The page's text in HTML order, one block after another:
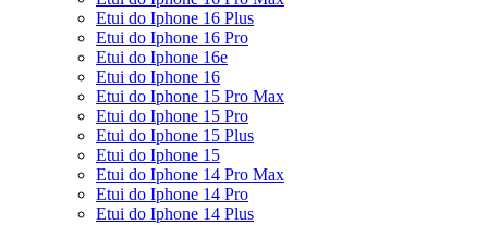
Etui do Iphone 16 Plus
Etui do Iphone 16 Pro
Etui do Iphone 16e
Etui do Iphone 16
Etui do Iphone 15 Pro Max
Etui do Iphone 15 Pro
Etui do Iphone 15 Plus
Etui do Iphone 15
Etui do Iphone 14 Pro Max
Etui do Iphone 14 Pro
Etui do Iphone 14 Plus